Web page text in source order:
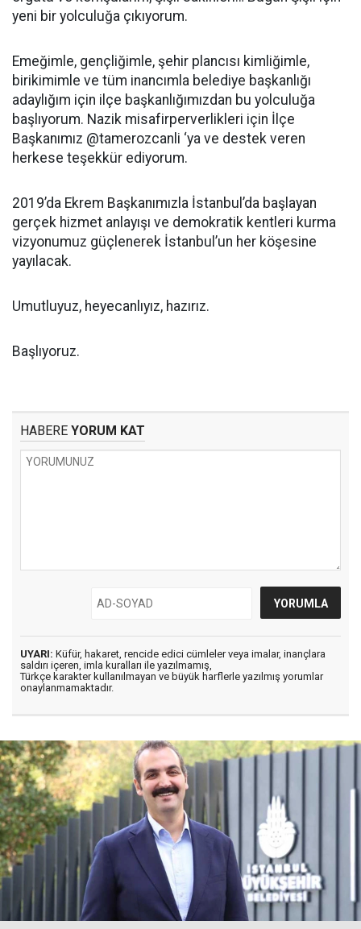
yeni bir yolculuğa çıkıyorum.
Emeğimle, gençliğimle, şehir plancısı kimliğimle,
birikimimle ve tüm inancımla belediye başkanlığı
adaylığım için ilçe başkanlığımızdan bu yolculuğa
başlıyorum. Nazik misafirperverlikleri için İlçe
Başkanımız @tamerozcanli ‘ya ve destek veren
herkese teşekkür ediyorum.
2019’da Ekrem Başkanımızla İstanbul’da başlayan
gerçek hizmet anlayışı ve demokratik kentleri kurma
vizyonumuz güçlenerek İstanbul’un her köşesine
yayılacak.
Umutluyuz, heyecanlıyız, hazırız.
Başlıyoruz.
HABERE YORUM KAT
UYARI: Küfür, hakaret, rencide edici cümleler veya imalar, inançlara
saldırı içeren, imla kuralları ile yazılmamış,
Türkçe karakter kullanılmayan ve büyük harflerle yazılmış yorumlar
onaylanmamaktadır.